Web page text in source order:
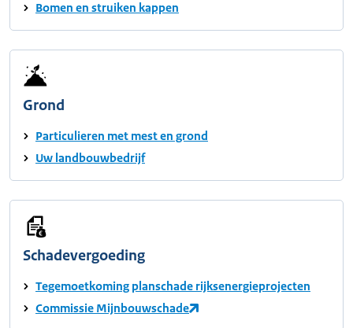
Bomen en struiken kappen
Grond
Particulieren met mest en grond
Uw landbouwbedrijf
Schadevergoeding
Tegemoetkoming planschade rijksenergieprojecten
Commissie Mijnbouwschade